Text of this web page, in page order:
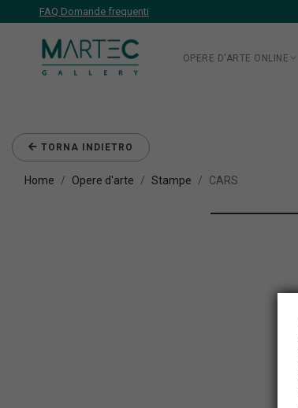
FAQ Domande frequenti
OPERE D'ARTE ONLINE
TORNA INDIETRO
Home Opere d'arte Stampe CARS